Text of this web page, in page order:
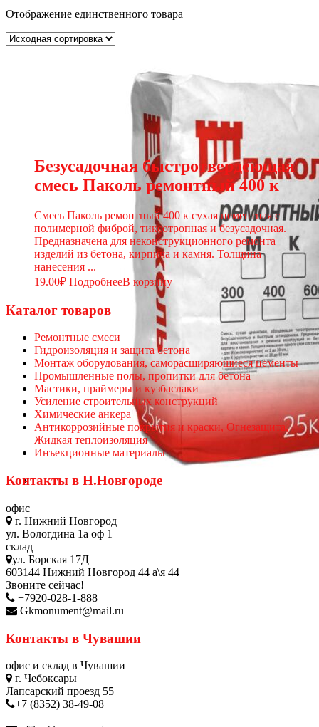
Отображение единственного товара
Безусадочная быстротвердеющая
смесь Паколь ремонтный 400 к
Смесь Паколь ремонтный 400 к сухая цементная с
полимерной фиброй, тиксотропная и безусадочная.
Предназначена для неконструкционного ремонта
изделий из бетона, кирпича и камня. Толщина
нанесения ...
19.00₽ ПодробнееВ корзину
Каталог товаров
Ремонтные смеси
Гидроизоляция и защита бетона
Монтаж оборудования, саморасширяющиеся цементы
Промышленные полы, пропитки для бетона
Мастики, праймеры и кузбаслаки
Усиление строительных конструкций
Химические анкера
Антикоррозийные покрытия и краски, Огнезащита,
Жидкая теплоизоляция
Инъекционные материалы
Контакты в Н.Новгороде
офис
г. Нижний Новгород
ул. Вологдина 1а оф 1
склад
ул. Борская 17Д
603144 Нижний Новгород 44 а\я 44
Звоните сейчас!
+7920-028-1-888
Gkmonument@mail.ru
Контакты в Чувашии
офис и склад в Чувашии
г. Чебоксары
Лапсарский проезд 55
+7 (8352) 38-49-08